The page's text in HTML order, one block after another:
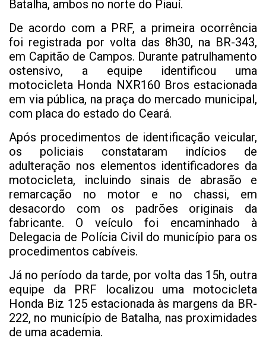
Batalha, ambos no norte do Piauí.
De acordo com a PRF, a primeira ocorrência
foi registrada por volta das 8h30, na BR-343,
em Capitão de Campos. Durante patrulhamento
ostensivo, a equipe identificou uma
motocicleta Honda NXR160 Bros estacionada
em via pública, na praça do mercado municipal,
com placa do estado do Ceará.
Após procedimentos de identificação veicular,
os policiais constataram indícios de
adulteração nos elementos identificadores da
motocicleta, incluindo sinais de abrasão e
remarcação no motor e no chassi, em
desacordo com os padrões originais da
fabricante. O veículo foi encaminhado à
Delegacia de Polícia Civil do município para os
procedimentos cabíveis.
Já no período da tarde, por volta das 15h, outra
equipe da PRF localizou uma motocicleta
Honda Biz 125 estacionada às margens da BR-
222, no município de Batalha, nas proximidades
de uma academia.